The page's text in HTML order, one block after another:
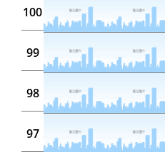
100
99
98
97